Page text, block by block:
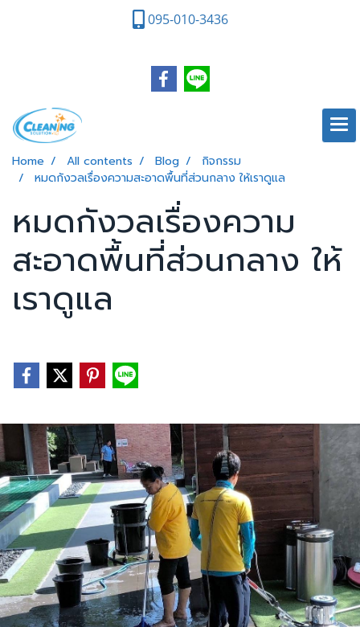
095-010-3436
Home All contents Blog
กิจกรรม
หมดกังวลเรื่องความสะอาดพื้นที่ส่วนกลาง ให้เราดูแล
หมดกังวลเรื่องความ
สะอาดพื้นที่ส่วนกลาง ให้
เราดูแล